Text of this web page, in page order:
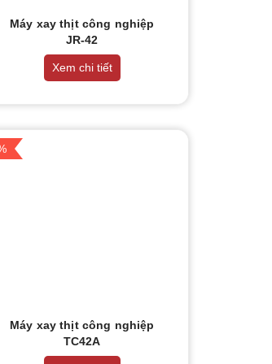
Máy xay thịt công nghiệp
JR-42
Xem chi tiết
Máy xay thịt công nghiệp
TC42A